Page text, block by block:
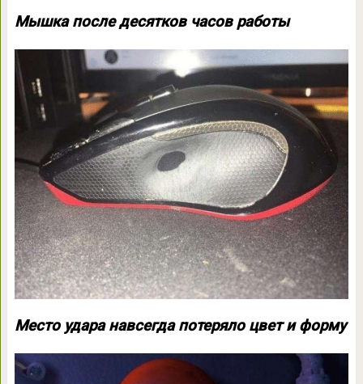
Мышка после десятков часов работы
Место удара навсегда потеряло цвет и форму